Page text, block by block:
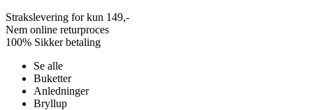
Strakslevering for kun 149,-
Nem online returproces
100% Sikker betaling
Se alle
Buketter
Anledninger
Bryllup